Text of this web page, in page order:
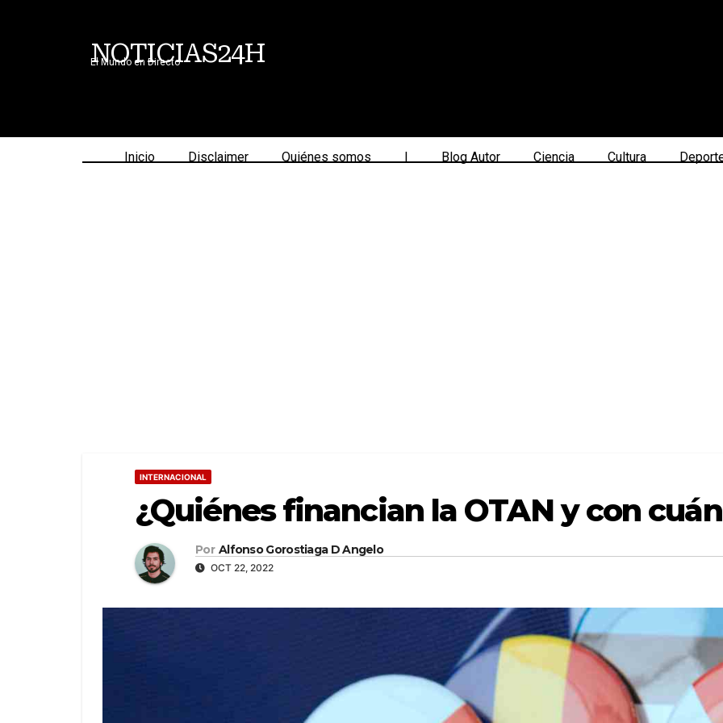
NOTICIAS24H
El Mundo en Directo
Inicio Disclaimer Quiénes somos | Blog Autor Ciencia Cultura
INTERNACIONAL
¿Quiénes financian la OTAN y con
Por Alfonso Gorostiaga D Angelo
OCT 22, 2022